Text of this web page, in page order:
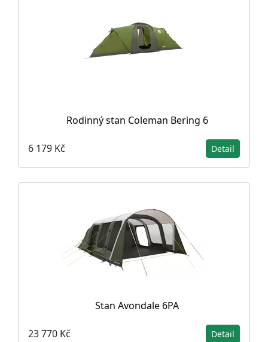
Rodinný stan Coleman Bering 6
6 179 Kč Detail
Stan Avondale 6PA
23 770 Kč Detail